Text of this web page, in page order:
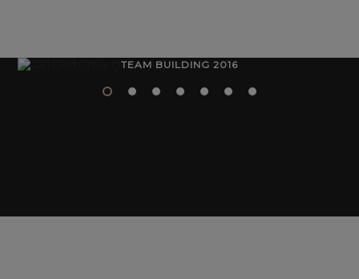
TEAM BUILDING 2016